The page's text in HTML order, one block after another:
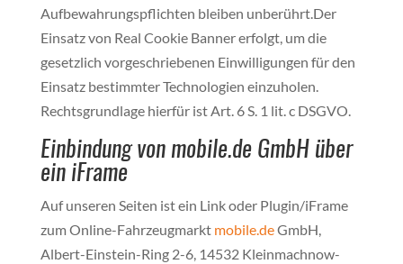
Aufbewahrungspflichten bleiben unberührt.Der
Einsatz von Real Cookie Banner erfolgt, um die
gesetzlich vorgeschriebenen Einwilligungen für den
Einsatz bestimmter Technologien einzuholen.
Rechtsgrundlage hierfür ist Art. 6 S. 1 lit. c DSGVO.
Einbindung vonmobile.deGmbH über
ein iFrame
Auf unseren Seiten ist ein Link oder Plugin/iFrame
zum Online-Fahrzeugmarkt mobile.deGmbH,
Albert-Einstein-Ring 2-6, 14532 Kleinmachnow-